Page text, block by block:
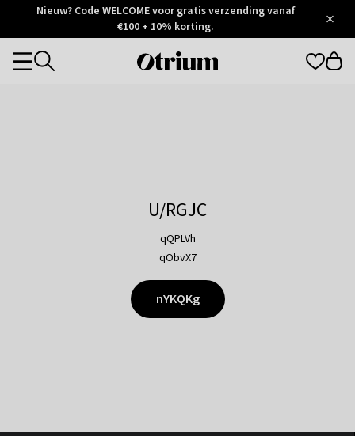
Otrium
Trustpilot
Nieuw? Code WELCOME voor gratis verzending vanaf
€100 + 10% korting.
Otrium
Categories
U/RGJC
qQPLVh
qObvX7
nYKQKg